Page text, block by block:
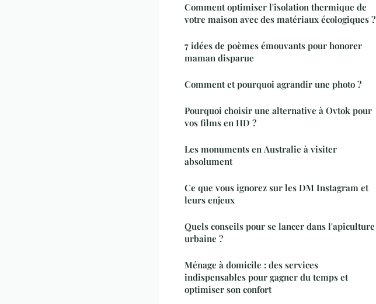
Comment optimiser l'isolation thermique de
votre maison avec des matériaux écologiques ?
7 idées de poèmes émouvants pour honorer
maman disparue
Comment et pourquoi agrandir une photo ?
Pourquoi choisir une alternative à Ovtok pour
vos films en HD ?
Les monuments en Australie à visiter
absolument
Ce que vous ignorez sur les DM Instagram et
leurs enjeux
Quels conseils pour se lancer dans l'apiculture
urbaine ?
Ménage à domicile : des services
indispensables pour gagner du temps et
optimiser son confort